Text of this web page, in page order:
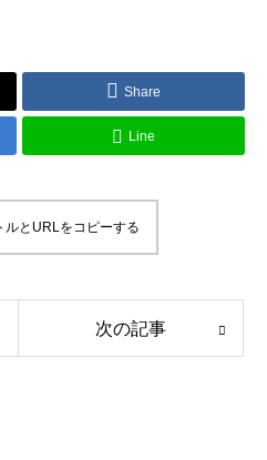
Share
Line
ルとURLをコピーする
次の記事